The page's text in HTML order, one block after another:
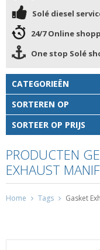
Solé diesel
24/7 Online
One stop Solé
CATEGORIEËN
SORTEREN OP
SORTEER OP PRIJS
PRODUCTEN
EXHAUST
Home Tags Gasket